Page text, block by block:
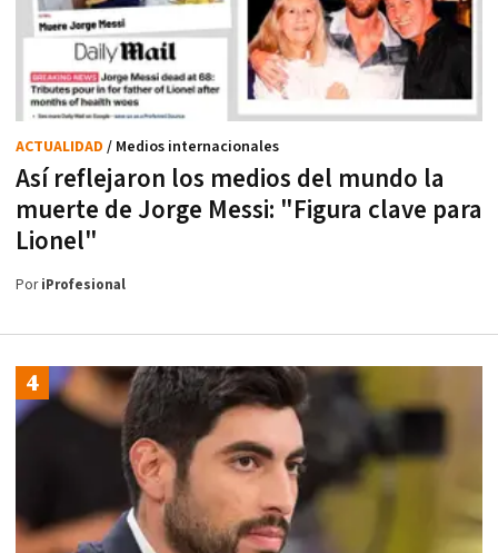
Así reflejaron los medios del mundo la
muerte de Jorge Messi: "Figura clave para
Lionel"
ACTUALIDAD / Medios internacionales
PoriProfesional